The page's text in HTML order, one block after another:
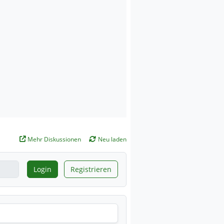
Mehr Diskussionen Neu laden
Login Registrieren